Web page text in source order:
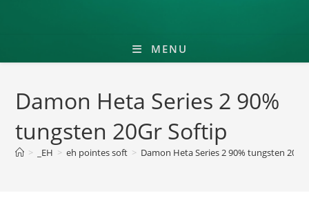
MENU
Damon Heta Series 2 90%
tungsten 20Gr Softip
> _EH > eh pointes soft > Damon Heta Series 2 90% tungsten